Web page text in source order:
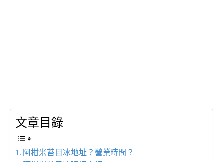
文章目錄
阿柑米苔目冰地址？營業時間？